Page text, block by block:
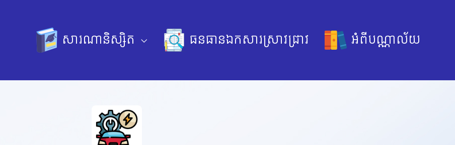
សារណានិស្សិត ធនធានឯកសារស្រាវជ្រាវ អំពីបណ្ណាល័យ